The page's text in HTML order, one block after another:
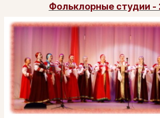
Фольклорные студии -